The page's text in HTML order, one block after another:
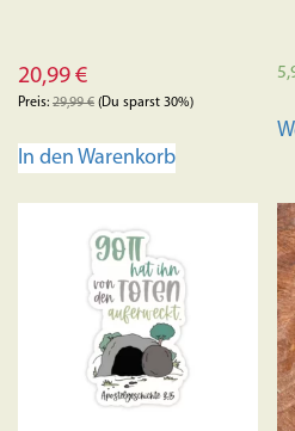
20,99 €
Preis: 29,99€ (Du sparst 30%)
In den Warenkorb